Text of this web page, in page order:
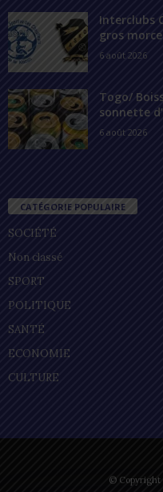
Interclubs
gros
6 août 2026
Togo/
sonnette
6 août 2026
CATÉGORIE POPULAIRE
SOCIÉTÉ
Non classé
SPORT
POLITIQUE
SANTÉ
ECONOMIE
CULTURE
© Copyright